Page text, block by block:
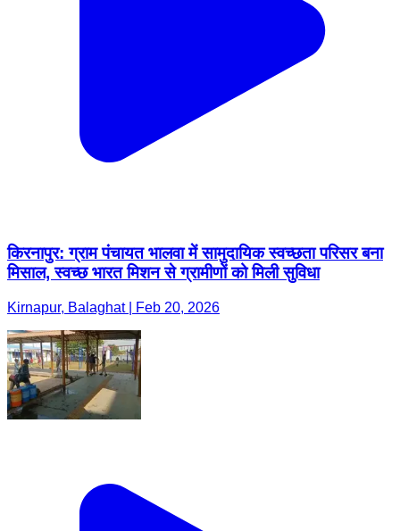
किरनापुर: ग्राम पंचायत भालवा में सामुदायिक स्वच्छता परिसर बना
मिसाल, स्वच्छ भारत मिशन से ग्रामीणों को मिली सुविधा
Kirnapur, Balaghat | Feb 20, 2026